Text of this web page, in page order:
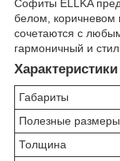
Софиты ЁLLKA
белом, коричневом
сочетаются с
гармоничный и
Характеристики
Габариты
Полезные размеры
Толщина